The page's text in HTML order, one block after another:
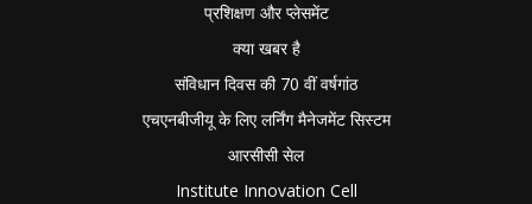
प्रशिक्षण और प्लेसमेंट
क्या खबर है
संविधान दिवस की 70 वीं वर्षगांठ
एचएनबीजीयू के लिए लर्निंग मैनेजमेंट सिस्टम
आरसीसी सेल
Institute Innovation Cell